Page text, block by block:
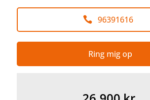
96391616
Ring mig op